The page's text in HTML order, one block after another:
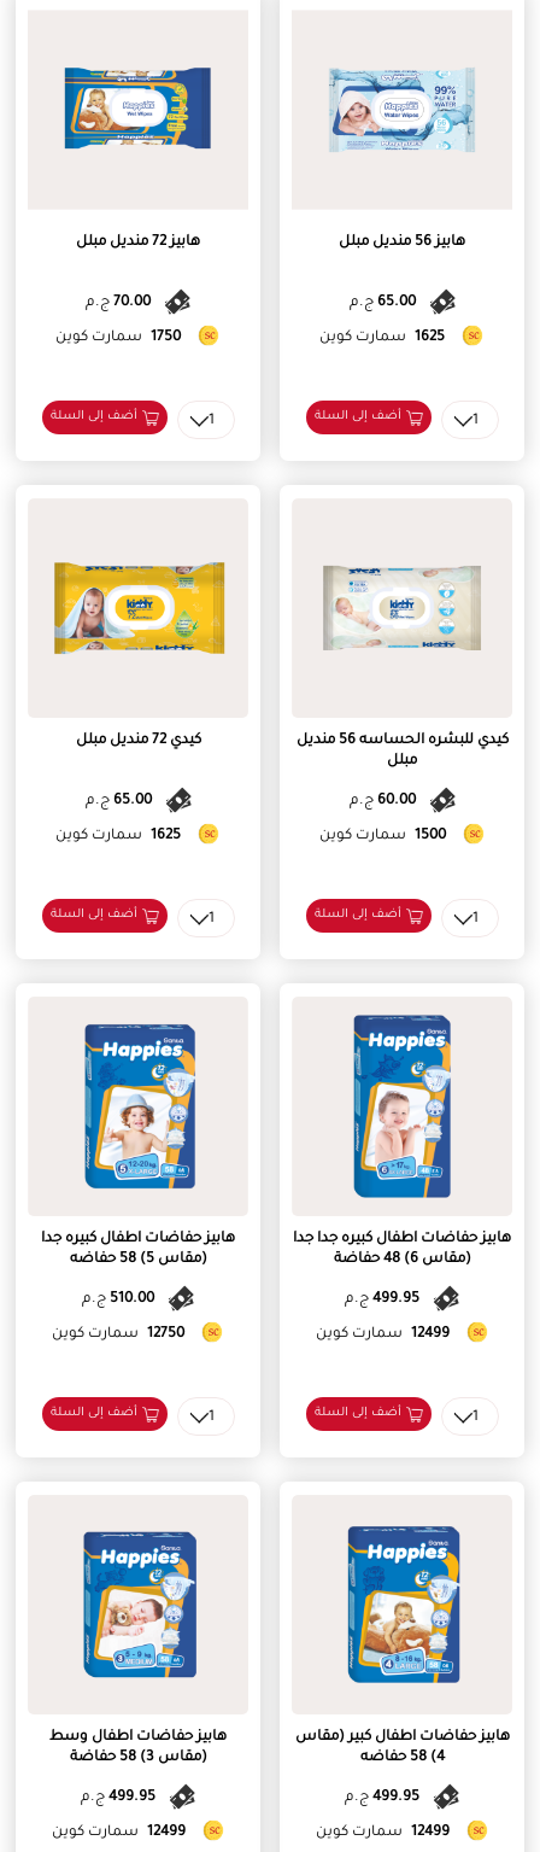
هابيز 56 منديل مبلل
65.00 ج.م
1625 سمارت كوين
1 أضف إلى السلة
هابيز 72 منديل مبلل
70.00 ج.م
1750 سمارت كوين
1 أضف إلى السلة
كيدي للبشره الحساسه 56 منديل
مبلل
60.00 ج.م
1500 سمارت كوين
1 أضف إلى السلة
كيدي 72 منديل مبلل
65.00 ج.م
1625 سمارت كوين
1 أضف إلى السلة
هابيز حفاضات اطفال كبيره جدا جدا
(مقاس 6) 48 حفاضة
499.95 ج.م
12499 سمارت كوين
1 أضف إلى السلة
هابيز حفاضات اطفال كبيره جدا
(مقاس 5) 58 حفاضه
510.00 ج.م
12750 سمارت كوين
1 أضف إلى السلة
هابيز حفاضات اطفال كبير (مقاس
4) 58 حفاضه
499.95 ج.م
12499 سمارت كوين
هابيز حفاضات اطفال وسط
(مقاس 3) 58 حفاضة
499.95 ج.م
12499 سمارت كوين